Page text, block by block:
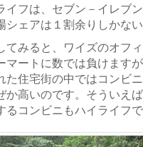
フは、セブン－イレブ
シェアは１割余りしかな
みると、ワイズのオフ
マートに数では負けます
た住宅街の中ではコンビ
か高いのです。そういえ
るコンビニもハイライフで